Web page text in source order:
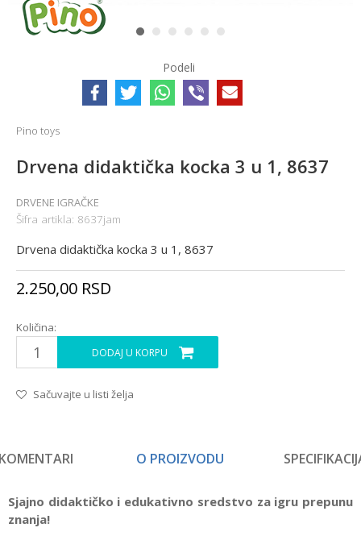
1 2 3 4 5 6
Podeli
Pino toys
Drvena didaktička kocka 3 u 1, 8637
DRVENE IGRAČKE
Šifra artikla: 8637jam
Drvena didaktička kocka 3 u 1, 8637
2.250,00 RSD
Količina:
DODAJ U KORPU
Sačuvajte u listi želja
O PROIZVODU
Sjajno didaktičko i edukativno sredstvo za igru prepunu
znanja!